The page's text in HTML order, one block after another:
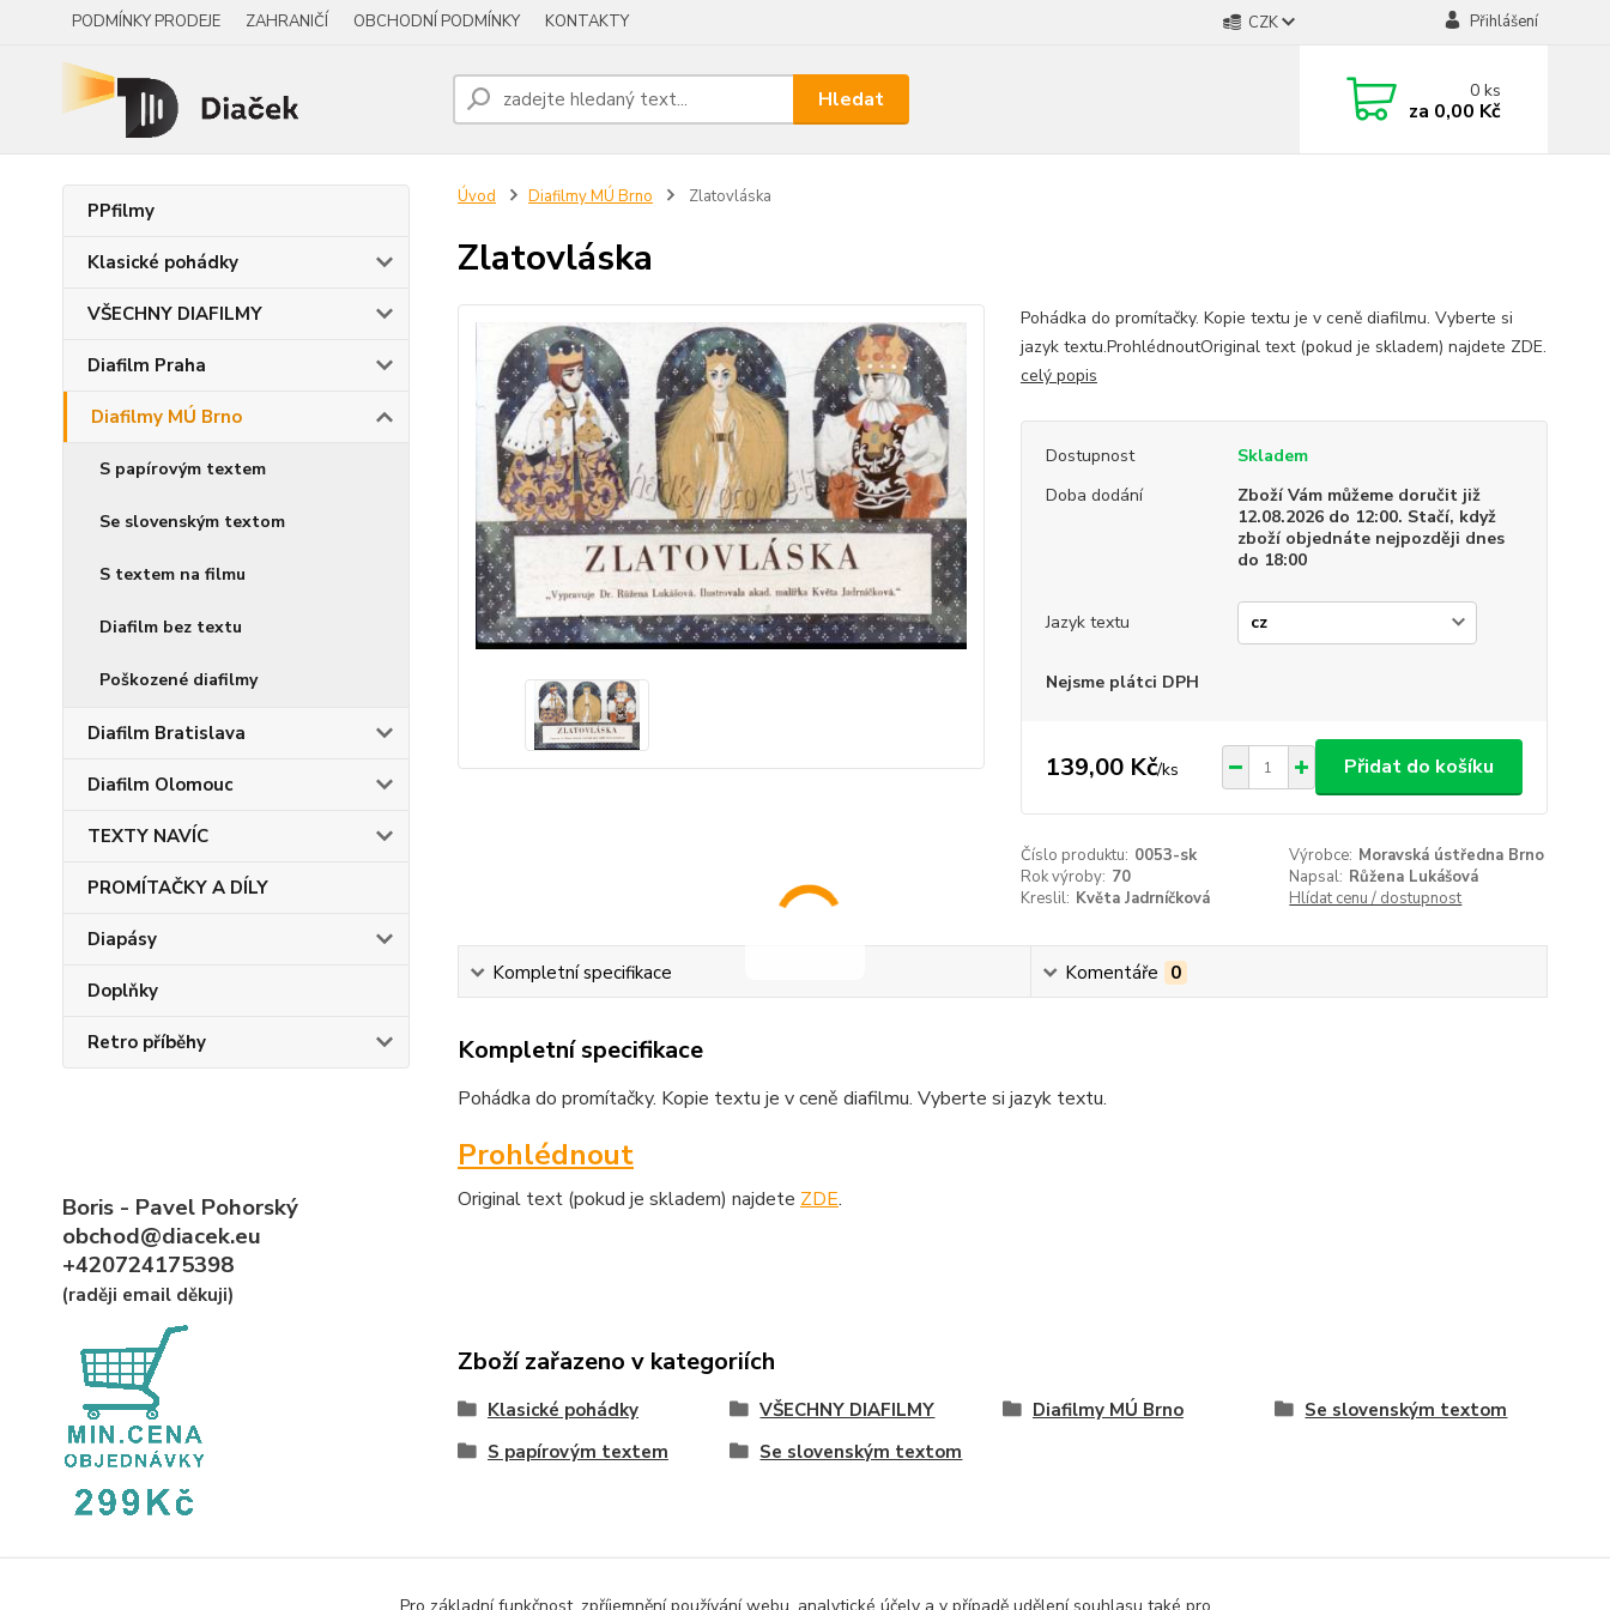
PODMÍNKY PRODEJE ZAHRANIČÍ OBCHODNÍ PODMÍNKY KONTAKTY CZK Přihlášení
Hledat 0ks
za 0,00 Kč
PPfilmy
Klasické pohádky
VŠECHNY DIAFILMY
Diafilm Praha
Diafilmy MÚ Brno
S papírovým textem
Se slovenským textom
S textem na filmu
Diafilm bez textu
Poškozené diafilmy
Diafilm Bratislava
Diafilm Olomouc
TEXTY NAVÍC
PROMÍTAČKY A DÍLY
Diapásy
Doplňky
Retro příběhy
Boris - Pavel Pohorský
obchod@diacek.eu
+420724175398
(raději email děkuji)
Úvod Diafilmy MÚ Brno Zlatovláska
Zlatovláska
Pohádka do promítačky. Kopie textu je v ceně diafilmu. Vyberte si
jazyk textu.ProhlédnoutOriginal text (pokud je skladem) najdete ZDE.
celý popis
Dostupnost
Skladem
Doba dodání
Zboží Vám můžeme doručit již
12.08.2026 do 12:00. Stačí, když
zboží objednáte nejpozději dnes
do 18:00
Jazyk textu
Nejsme plátci DPH
139,00 Kč/ks Přidat do košíku
Číslo produktu: 0053-sk Výrobce: Moravská ústředna Brno
Rok výroby: 70 Napsal: Růžena Lukášová
Kreslil: Květa Jadrníčková Hlídat cenu / dostupnost
Kompletní specifikace Komentáře 0
Kompletní specifikace
Pohádka do promítačky. Kopie textu je v ceně diafilmu. Vyberte si jazyk textu.
Prohlédnout
Original text (pokud je skladem) najdete ZDE.
Zboží zařazeno v kategoriích
Klasické pohádky VŠECHNY DIAFILMY Diafilmy MÚ Brno
Se slovenským textom
S papírovým textem
Se slovenským textom